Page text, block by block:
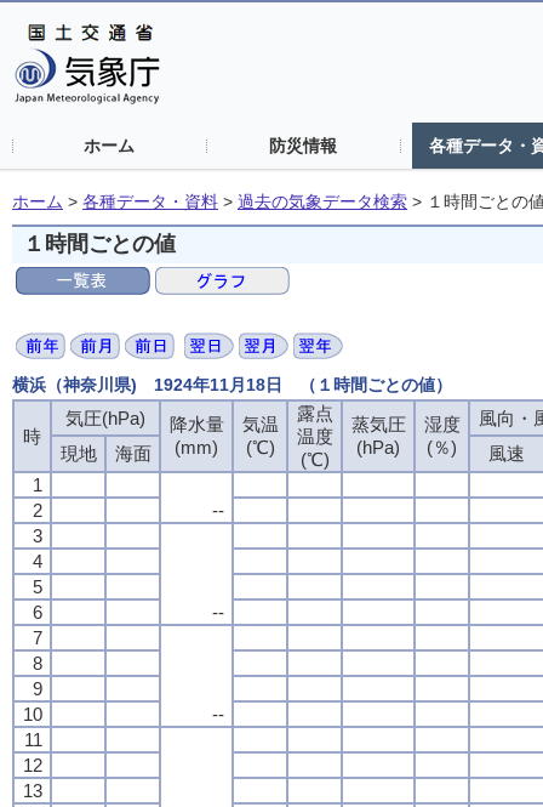
ホーム 防災情報 各種データ・
ホーム > 各種データ・資料 > 過去の気象データ検索 > １時間ごとの
１時間ごとの値
横浜（神奈川県) 1924年11月18日 （１時間ごとの値）
時
気圧(hPa)
降水量
(mm)
気温
(℃)
露点
温度
(℃)
蒸気圧
(hPa)
湿度
(％)
風向・
現地
海面
風速
1
--
2
3
--
4
5
6
7
--
8
9
10
11
12
13